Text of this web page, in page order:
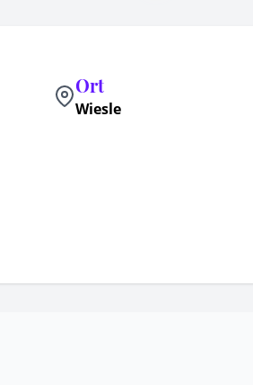
Ort
Wiesle